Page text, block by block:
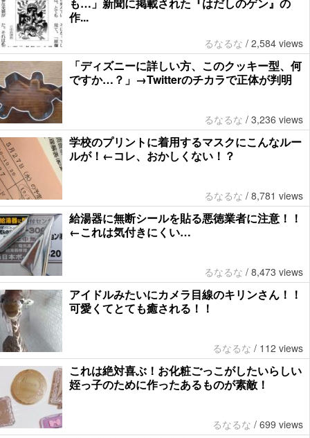
も…」新聞に掲載された『はだしのゲン』の
作...
るなるな / 2,584 views
「ディズニーに詳しい方、このクッキー型、何
ですか…？」→Twitterのチカラで正体が判明
るなるな / 3,236 views
学校のプリントに着用するマスクにこんなルー
ルが！←コレ、おかしくない！？
るなるな / 8,781 views
給湯器に無断シールを貼る悪徳業者に注意！！
←これは気付きにくい…
るなるな / 8,473 views
アイドルみたいにカメラ目線のキリンさん！！
可愛くてとても癒される！！
るなるな / 112 views
これは絶対喜ぶ！お化粧ごっこがしたいらしい
姪っ子のために作ったあるものが素敵！
るなるな / 699 views